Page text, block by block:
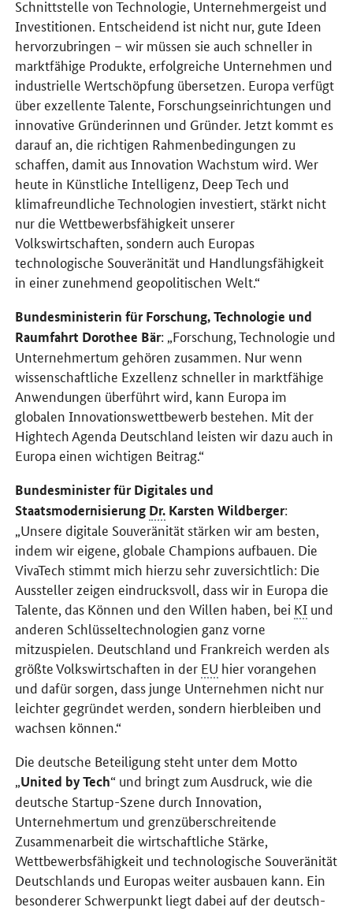
Schnittstelle von Technologie, Unternehmergeist und
Investitionen. Entscheidend ist nicht nur, gute Ideen
hervorzubringen – wir müssen sie auch schneller in
marktfähige Produkte, erfolgreiche Unternehmen und
industrielle Wertschöpfung übersetzen. Europa verfügt
über exzellente Talente, Forschungseinrichtungen und
innovative Gründerinnen und Gründer. Jetzt kommt es
darauf an, die richtigen Rahmenbedingungen zu
schaffen, damit aus Innovation Wachstum wird. Wer
heute in Künstliche Intelligenz, Deep Tech und
klimafreundliche Technologien investiert, stärkt nicht
nur die Wettbewerbsfähigkeit unserer
Volkswirtschaften, sondern auch Europas
technologische Souveränität und Handlungsfähigkeit
in einer zunehmend geopolitischen Welt.“
Bundesministerin für Forschung, Technologie und
Raumfahrt Dorothee Bär: „Forschung, Technologie und
Unternehmertum gehören zusammen. Nur wenn
wissenschaftliche Exzellenz schneller in marktfähige
Anwendungen überführt wird, kann Europa im
globalen Innovationswettbewerb bestehen. Mit der
Hightech Agenda Deutschland leisten wir dazu auch in
Europa einen wichtigen Beitrag.“
Bundesminister für Digitales und
Staatsmodernisierung Dr. Karsten Wildberger:
„Unsere digitale Souveränität stärken wir am besten,
indem wir eigene, globale Champions aufbauen. Die
VivaTech stimmt mich hierzu sehr zuversichtlich: Die
Aussteller zeigen eindrucksvoll, dass wir in Europa die
Talente, das Können und den Willen haben, bei KI und
anderen Schlüsseltechnologien ganz vorne
mitzuspielen. Deutschland und Frankreich werden als
größte Volkswirtschaften in der EU hier vorangehen
und dafür sorgen, dass junge Unternehmen nicht nur
leichter gegründet werden, sondern hierbleiben und
wachsen können.“
Die deutsche Beteiligung steht unter dem Motto
„United by Tech“ und bringt zum Ausdruck, wie die
deutsche Startup-Szene durch Innovation,
Unternehmertum und grenzüberschreitende
Zusammenarbeit die wirtschaftliche Stärke,
Wettbewerbsfähigkeit und technologische Souveränität
Deutschlands und Europas weiter ausbauen kann. Ein
besonderer Schwerpunkt liegt dabei auf der deutsch-